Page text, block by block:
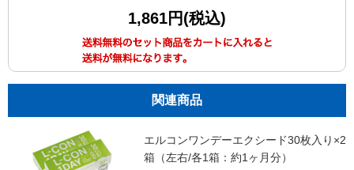
1,861円(税込)
関連商品
エルコンワンデーエクシード30枚入り×2
箱（左右/各1箱：約1ヶ月分）